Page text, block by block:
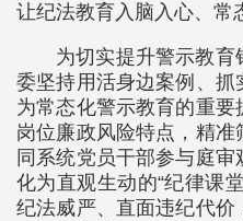
让纪法教育入脑入心、常
为切实提升警示教育
委坚持用活身边案例、
为常态化警示教育的重要
岗位廉政风险特点，精准
同系统党员干部参与庭
化为直观生动的“纪律课
纪法威严、直面违纪代